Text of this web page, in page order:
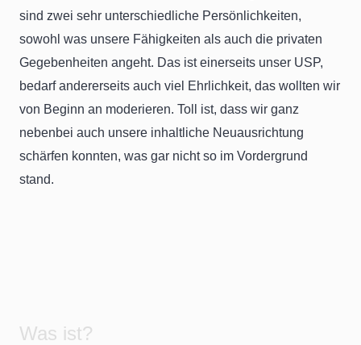
sind zwei sehr unterschiedliche Persönlichkeiten,
sowohl was unsere Fähigkeiten als auch die privaten
Gegebenheiten angeht. Das ist einerseits unser USP,
bedarf andererseits auch viel Ehrlichkeit, das wollten wir
von Beginn an moderieren. Toll ist, dass wir ganz
nebenbei auch unsere inhaltliche Neuausrichtung
schärfen konnten, was gar nicht so im Vordergrund
stand.
Was ist?